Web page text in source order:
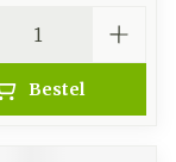
Bestel